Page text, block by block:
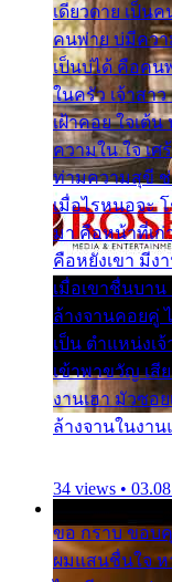
เดียวดาย เป็น
คนพ่าย บ่มีควา
เป็นบ่ได้ คือคน
ในครัว เจ้าสาว
เฝ้าคอย ใจเต้
ความใน ใจ เ
ท่ามความสุขี ช่
เมื่อไรหนอจะ
มา คือหน้าที่เก่
คือหยังเขา มีง
เมื่อเขาชื่นบา
ล้างจานคอยคู่
เป็น ตำแหน่งเ
เข้าพาขวัญ เสี
งานเฮา มัวซอ
ล้างจานในงาน
34 views •
ขอ กราบ ขอบ
ผมแสนชื่นใจ ห